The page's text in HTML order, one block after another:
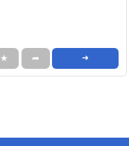
★ ➦ ➜